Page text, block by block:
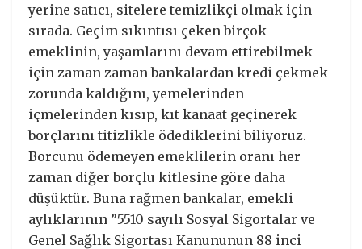
yerine satıcı, sitelere temizlikçi olmak için
sırada. Geçim sıkıntısı çeken birçok
emeklinin, yaşamlarını devam ettirebilmek
için zaman zaman bankalardan kredi çekmek
zorunda kaldığını, yemelerinden
içmelerinden kısıp, kıt kanaat geçinerek
borçlarını titizlikle ödediklerini biliyoruz.
Borcunu ödemeyen emeklilerin oranı her
zaman diğer borçlu kitlesine göre daha
düşüktür. Buna rağmen bankalar, emekli
aylıklarının ”5510 sayılı Sosyal Sigortalar ve
Genel Sağlık Sigortası Kanununun 88 inci